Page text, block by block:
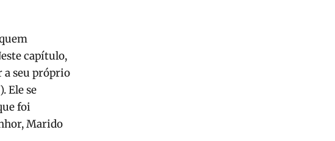
capítulo,
a seu próprio
Ele se
foi
Marido